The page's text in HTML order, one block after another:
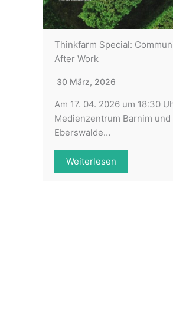
Thinkfarm Special:
After Work
30 März, 2026
Am 17. 04. 2026 um 18:30
Medienzentrum Barnim
Eberswalde…
Weiterlesen